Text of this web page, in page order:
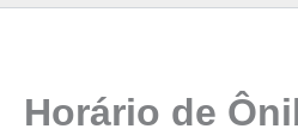
Horário de